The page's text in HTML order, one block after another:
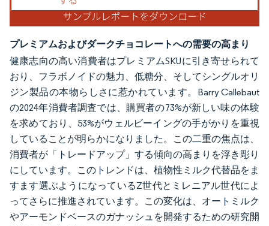
プレミアムおよびダークチョコレートへの需要の高まり
健康志向の高い消費者はプレミアムSKUに引き寄せられて
おり、フラボノイドの魅力、低糖分、そしてシングルオリ
ジン製品の本物らしさに惹かれています。Barry Callebaut
の2024年消費者調査では、購買者の73%が新しい味の体験
を求めており、53%がウェルビーイングの手がかりを重視
していることが明らかになりました。この二重の焦点は、
消費者が「トレードアップ」する傾向の高まりを浮き彫り
にしています。このトレンドは、植物性ミルク代替品をま
すます選ぶようになっているZ世代とミレニアル世代によ
ってさらに推進されています。この変化は、オートミルク
やアーモンドベースのガナッシュを開発するための研究開